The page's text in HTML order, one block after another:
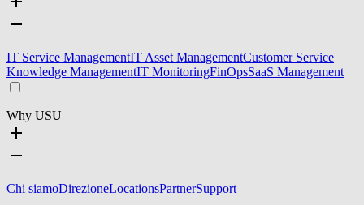
IT Service ManagementIT Asset ManagementCustomer Service
Knowledge ManagementIT MonitoringFinOpsSaaS Management
Why USU
Chi siamoDirezioneLocationsPartnerSupport